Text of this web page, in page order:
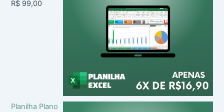
R$ 99,00
Planilha Plano